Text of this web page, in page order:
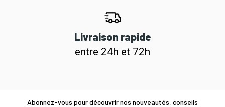
Livraison rapide
entre 24h et 72h
Abonnez-vous pour découvrir nos nouveautés, conseils